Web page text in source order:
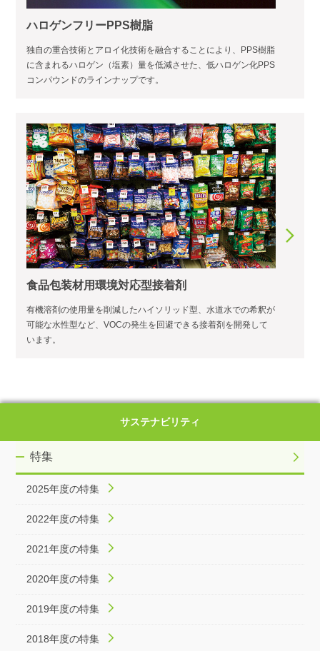
ハロゲンフリーPPS樹脂
独自の重合技術とアロイ化技術を融合することにより、PPS樹脂
に含まれるハロゲン（塩素）量を低減させた、低ハロゲン化PPS
コンパウンドのラインナップです。
食品包装材用環境対応型接着剤
有機溶剤の使用量を削減したハイソリッド型、水道水での希釈が
可能な水性型など、VOCの発生を回避できる接着剤を開発して
います。
サステナビリティ
特集
2025年度の特集
2022年度の特集
2021年度の特集
2020年度の特集
2019年度の特集
2018年度の特集